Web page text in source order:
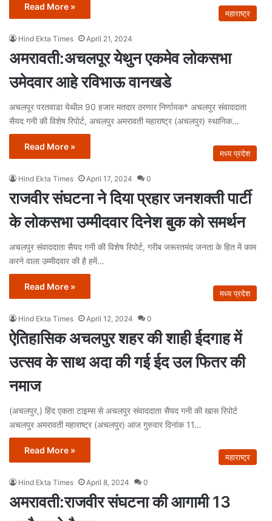
Read More »
महाराष्ट्र
Hind Ekta Times April 21, 2024
अमरावती:अचलपूर येथुन एकमेव लोकसभा
उमेदवार आहे रविभाऊ वानखडे
अचलपूर परतवाडा येथील 90 हजार मतदार ठरणार निर्णायक* अचलपुर संवाददाता
सैयद गनी की विशेष रिपोर्ट, अचलपुर अमरावती महाराष्ट्र (अचलपुर) स्थानिक…
Read More »
मध्य प्रदेश
Hind Ekta Times April 17, 2024 0
राजवीर संघटना ने दिया प्रहार जनशक्ती पार्टी
के लोकसभा उम्मीदवार दिनेश बुक को समर्थन
अचलपुर संवाददाता सैयद गनी की विशेष रिपोर्ट, गरीब जरूरतमंद जनता के हित में काम
करने वाला उम्मीदवार की है हमें…
Read More »
मध्य प्रदेश
Hind Ekta Times April 12, 2024 0
ऐतिहासिक अचलपुर शहर की शाही ईदगाह में
उत्सव के साथ अदा की गई ईद उल फितर की
नमाज
(अचलपुर,) हिंद एकता टाइम्स से अचलपुर संवाददाता सैयद गनी की खास रिपोर्ट
अचलपुर अमरावती महाराष्ट्र (अचलपुर) आज गुरुवार दिनांक 11…
Read More »
महाराष्ट्र
Hind Ekta Times April 8, 2024 0
अमरावती:राजवीर संघटना की आगामी 13